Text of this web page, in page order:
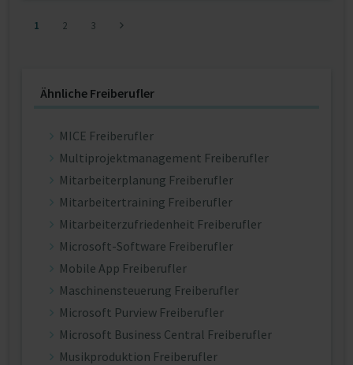
1 2 3
Ähnliche Freiberufler
MICE Freiberufler
Multiprojektmanagement Freiberufler
Mitarbeiterplanung Freiberufler
Mitarbeitertraining Freiberufler
Mitarbeiterzufriedenheit Freiberufler
Microsoft-Software Freiberufler
Mobile App Freiberufler
Maschinensteuerung Freiberufler
Microsoft Purview Freiberufler
Microsoft Business Central Freiberufler
Musikproduktion Freiberufler